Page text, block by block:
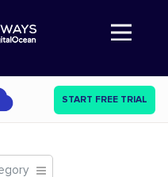
Abre a navegação
START FREE TRIAL